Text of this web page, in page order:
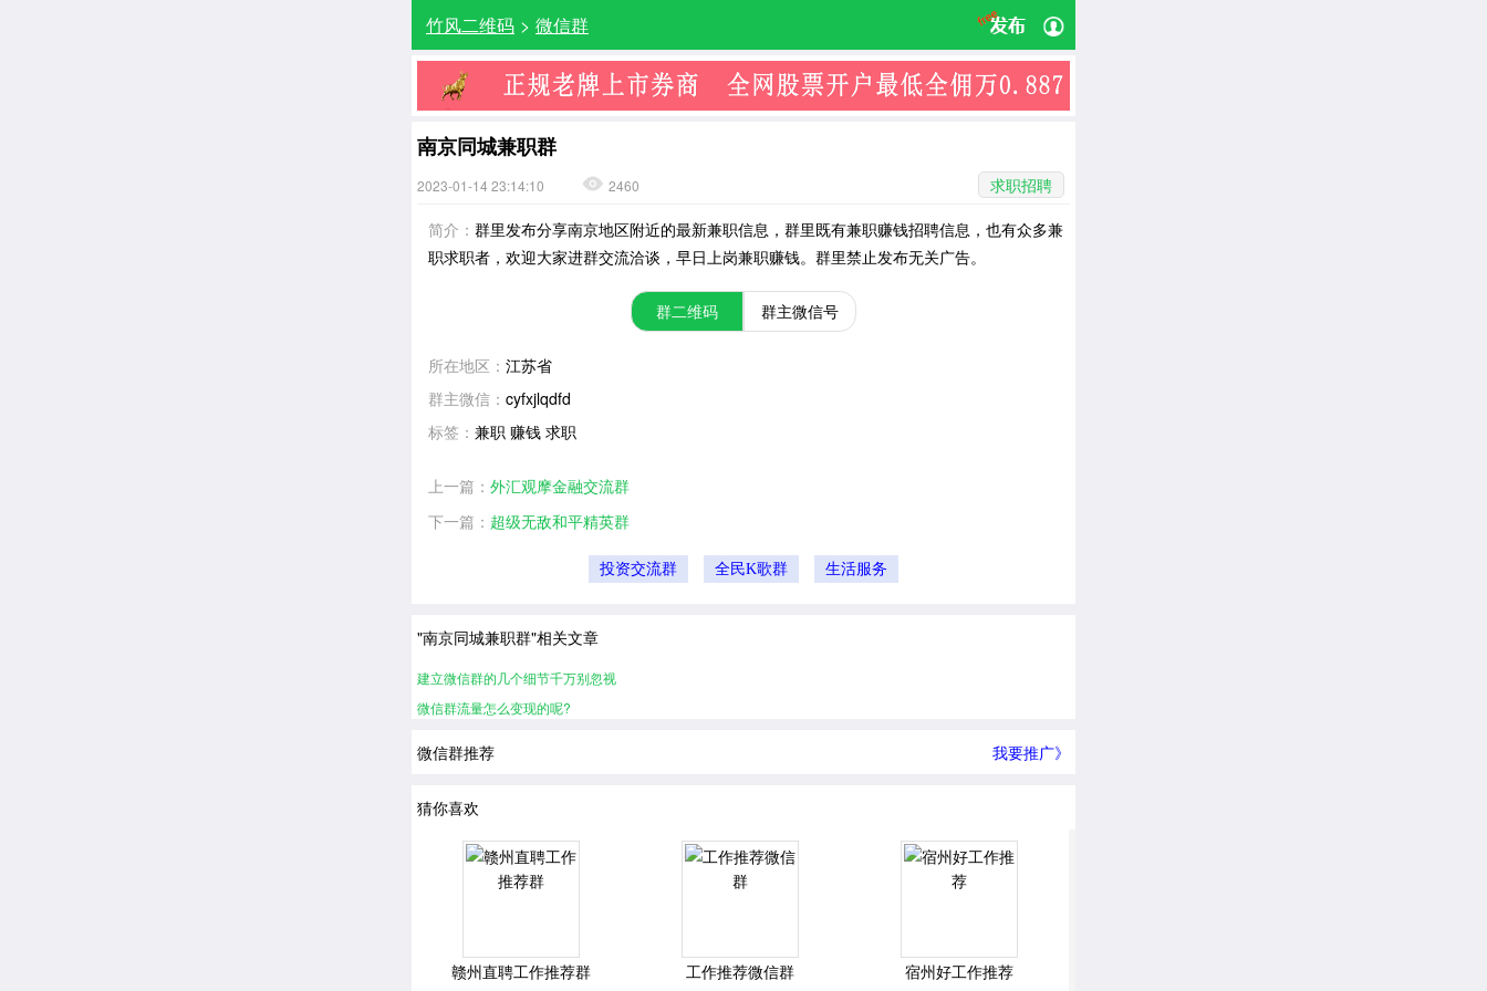
竹风二维码 > 微信群
南京同城兼职群
2023-01-14 23:14:10 2460
求职招聘
简介： 群里发布分享南京地区附近的最新兼职信息，群里既有兼职赚钱招聘信息，也有众多兼
职求职者，欢迎大家进群交流洽谈，早日上岗兼职赚钱。群里禁止发布无关广告。
群二维码 群主微信号
所在地区： 江苏省
群主微信： cyfxjlqdfd
标签： 兼职 赚钱 求职
上一篇： 外汇观摩金融交流群
下一篇： 超级无敌和平精英群
投资交流群 全民K歌群 生活服务
"南京同城兼职群"相关文章
建立微信群的几个细节千万别忽视
微信群流量怎么变现的呢?
微信群推荐 我要推广》
猜你喜欢
赣州直聘工作推荐群 工作推荐微信群 宿州好工作推荐